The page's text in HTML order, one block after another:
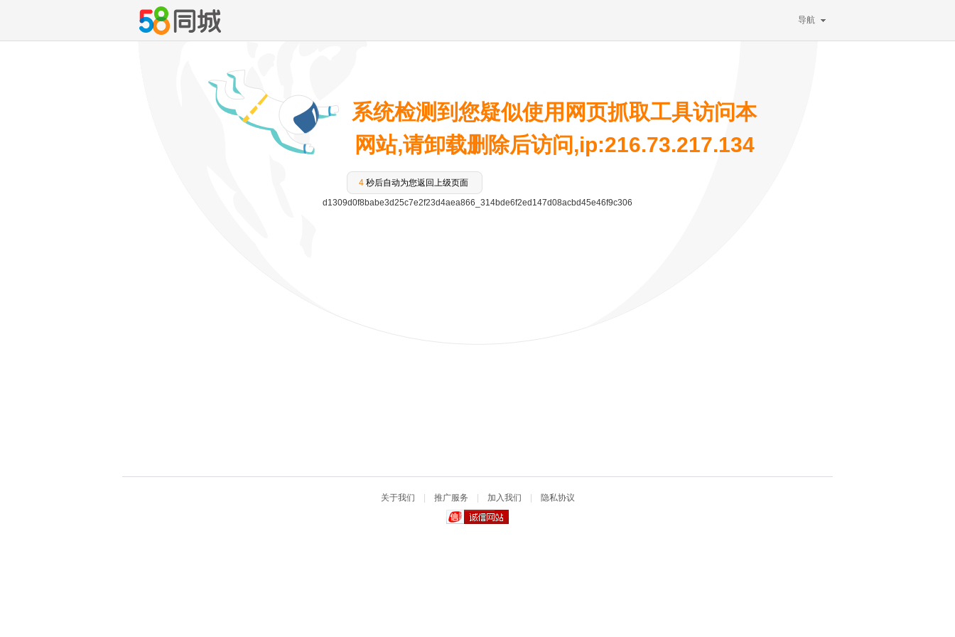
导航
系统检测到您疑似使用网页抓取工具访问本
网站,请卸载删除后访问,ip:216.73.217.134
4 秒后自动为您返回上级页面
d1309d0f8babe3d25c7e2f23d4aea866_314bde6f2ed147d08acbd45e46f9c306
关于我们 推广服务 加入我们 隐私协议